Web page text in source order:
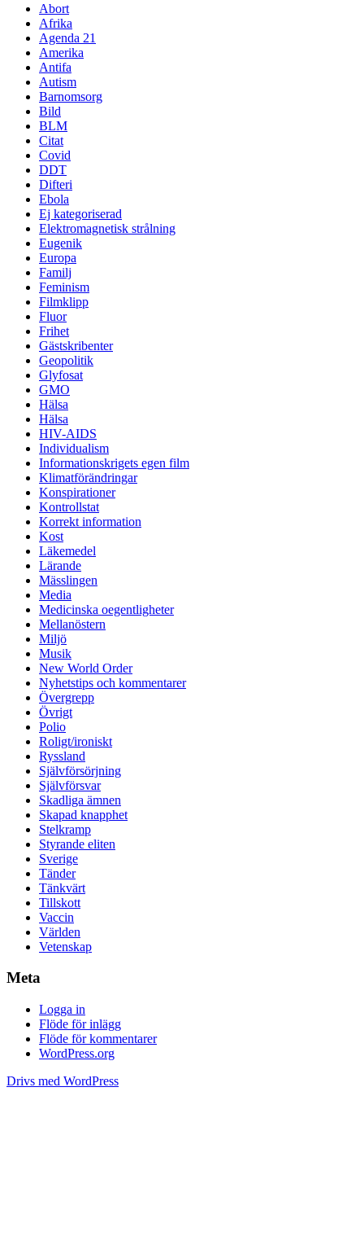
Abort
Afrika
Agenda 21
Amerika
Antifa
Autism
Barnomsorg
Bild
BLM
Citat
Covid
DDT
Difteri
Ebola
Ej kategoriserad
Elektromagnetisk strålning
Eugenik
Europa
Familj
Feminism
Filmklipp
Fluor
Frihet
Gästskribenter
Geopolitik
Glyfosat
GMO
Hälsa
Hälsa
HIV-AIDS
Individualism
Informationskrigets egen film
Klimatförändringar
Konspirationer
Kontrollstat
Korrekt information
Kost
Läkemedel
Lärande
Mässlingen
Media
Medicinska oegentligheter
Mellanöstern
Miljö
Musik
New World Order
Nyhetstips och kommentarer
Övergrepp
Övrigt
Polio
Roligt/ironiskt
Ryssland
Självförsörjning
Självförsvar
Skadliga ämnen
Skapad knapphet
Stelkramp
Styrande eliten
Sverige
Tänder
Tänkvärt
Tillskott
Vaccin
Världen
Vetenskap
Meta
Logga in
Flöde för inlägg
Flöde för kommentarer
WordPress.org
Drivs med WordPress